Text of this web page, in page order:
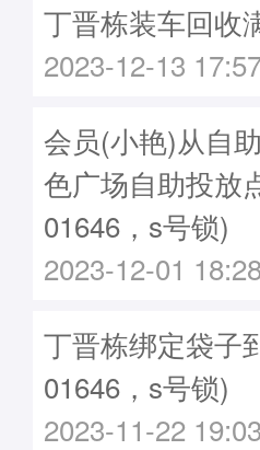
丁晋栋装车回收
2023-12-13
会员(小艳)从自
色广场自助投放
01646，s号锁)
2023-12-01
丁晋栋绑定袋子
01646，s号锁)
2023-11-22